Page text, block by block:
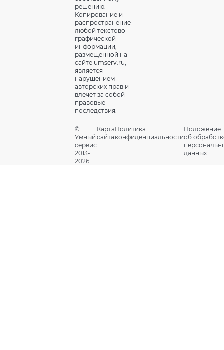
решению.
Копирование и
распространение
любой текстово-
графической
информации,
размещенной на
сайте umserv.ru,
является
нарушением
авторских прав и
влечет за собой
правовые
последствия.
©
Умный
сервис
2013-
2026
Карта
сайта
Политика
конфиденциальности
Положение
об
данных